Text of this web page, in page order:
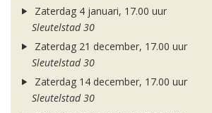
Zaterdag 4 januari, 17.00 uur
Sleutelstad 30
Zaterdag 21 december, 17.00 uur
Sleutelstad 30
Zaterdag 14 december, 17.00 uur
Sleutelstad 30